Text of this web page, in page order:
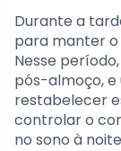
Durante a
para manter
Nesse
pós-almoço,
restabelecer
controlar o
no sono à